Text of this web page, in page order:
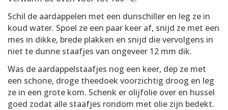
Schil de aardappelen met een dunschiller en leg ze in
koud water. Spoel ze een paar keer af, snijd ze met een
mes in dikke, brede plakken en snijd die vervolgens in
niet te dunne staafjes van ongeveer 12 mm dik.
Was de aardappelstaafjes nog een keer, dep ze met
een schone, droge theedoek voorzichtig droog en leg
ze in een grote kom. Schenk er olijfolie over en hussel
goed zodat alle staafjes rondom met olie zijn bedekt.